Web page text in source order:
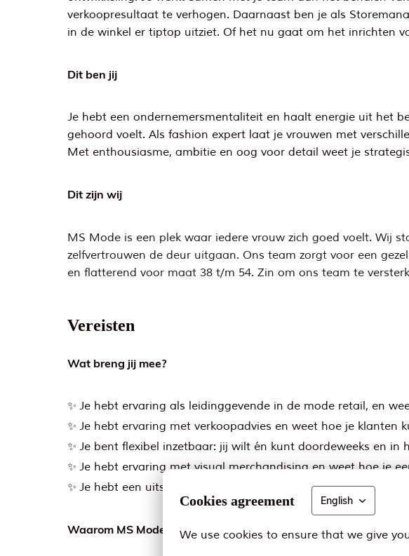
Cookies agreement English
We use cookies to ensure that we give
verkoopresultaat te verhogen. Daarnaast ben je als
in de winkel er tiptop uitziet. Of het nu gaat om het inrichten
Dit ben jij
Je hebt een ondernemersmentaliteit en haalt energie uit het
gehoord voelt. Als fashion expert laat je vrouwen met
Met enthousiasme, ambitie en oog voor detail weet je
Dit zijn wij
MS Mode is een plek waar iedere vrouw zich goed voelt. Wij
zelfvertrouwen de deur uitgaan. Ons team zorgt voor een
en flatterend voor maat 38 t/m 54. Zin om ons team te
Vereisten
Wat breng jij mee?
✨ Je hebt ervaring als leidinggevende in de mode retail, en
✨ Je hebt ervaring met verkoopadvies en weet hoe je klanten
✨ Je bent flexibel inzetbaar: jij wilt én kunt doordeweeks en in
✨ Je hebt ervaring met visual merchandising en weet hoe je
✨ Je hebt een uitstekende beheersing van de Nederlandse
Waarom MS Mode?